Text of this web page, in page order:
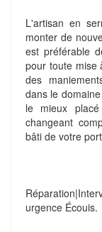
L'artisan en
monter de
est préférable
pour toute mise
des
dans le
le mieux
changeant
bâti de votre
urgence Écouis.